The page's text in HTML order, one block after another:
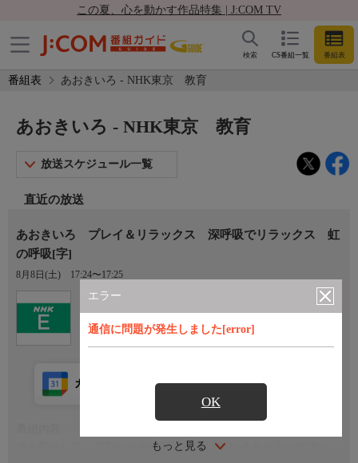
この夏、心を動かす作品特集 | J:COM TV
CS番組一覧 番組表
検索
番組表 あおきいろ - NHK東京 教育
エラー
通信に問題が発生しました[error]
OK
あおきいろ - NHK東京 教育
放送スケジュール一覧
直近の放送
あおきいろ プレイ＆リラックス 深呼吸でリラックス 虹
の呼吸[字]
8月8日(土) 17:24〜17:25
Ch.2
NHK東京 教育
もっと見る
カレンダー登録 アプリ視聴
体を動かして、フワッと心が軽くなる「プレイ＆リラックス」。